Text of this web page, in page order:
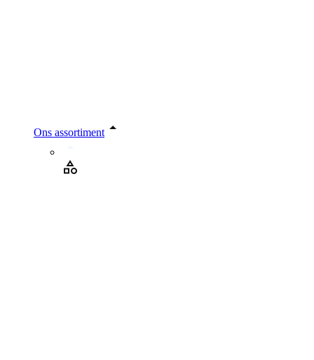
Ons assortiment